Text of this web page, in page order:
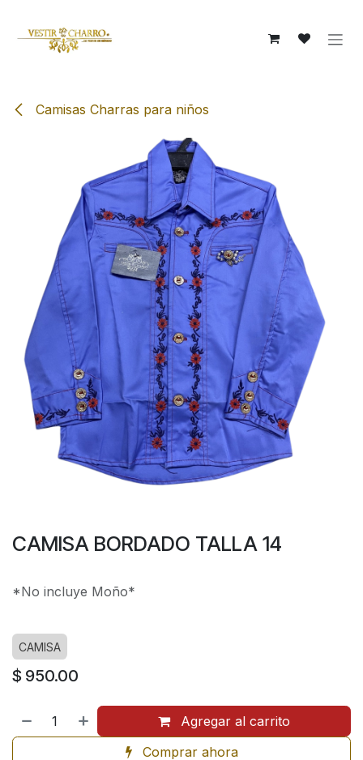
Camisas Charras para niños
CAMISA BORDADO TALLA 14
*No incluye Moño*
CAMISA
$ 950.00
Agregar al carrito
Comprar ahora